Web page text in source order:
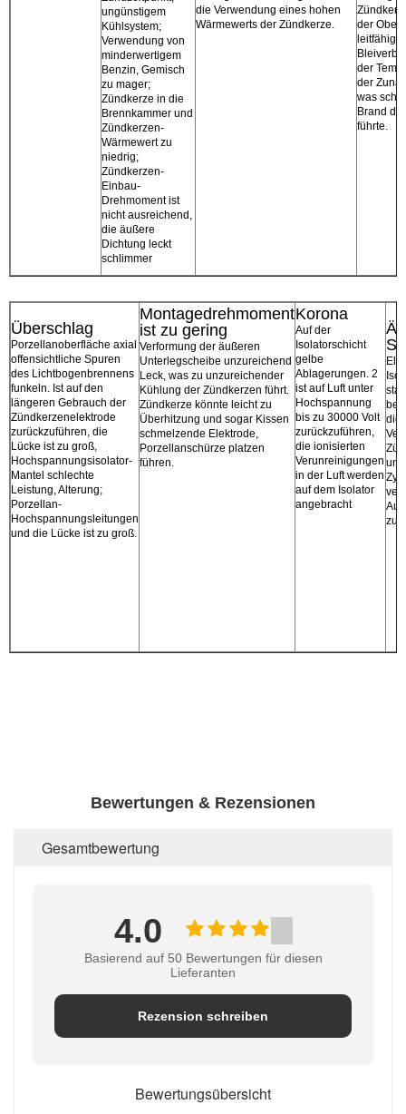
ungünstigem
Kühlsystem;
Verwendung von
minderwertigem
Benzin, Gemisch
zu mager;
Zündkerze in die
Brennkammer und
Zündkerzen-
Wärmewert zu
niedrig;
Zündkerzen-
Einbau-
Drehmoment ist
nicht ausreichend,
die äußere
Dichtung leckt
schlimmer
die Verwendung eines hohen
Wärmewerts der Zündkerze.
der
der
der
was
Brand
führte.
Überschlag
Porzellanoberfläche axial
offensichtliche Spuren
des Lichtbogenbrennens
funkeln. Ist auf den
längeren Gebrauch der
Zündkerzenelektrode
zurückzuführen, die
Lücke ist zu groß,
Hochspannungsisolator-
Mantel schlechte
Leistung, Alterung;
Porzellan-
Hochspannungsleitungen
und die Lücke ist zu groß.
Montagedrehmoment
ist zu gering
Verformung der äußeren
Unterlegscheibe unzureichend
Leck, was zu unzureichender
Kühlung der Zündkerzen führt.
Zündkerze könnte leicht zu
Überhitzung und sogar Kissen
schmelzende Elektrode,
Porzellanschürze platzen
führen.
Korona
Auf der
Isolatorschicht
gelbe
Ablagerungen. 2
ist auf Luft unter
Hochspannung
bis zu 30000 Volt
zurückzuführen,
die ionisierten
Verunreinigungen
in der Luft werden
auf dem Isolator
angebracht
die
Bewertungen & Rezensionen
Gesamtbewertung
4.0
Basierend auf 50 Bewertungen für diesen
Lieferanten
Rezension schreiben
Bewertungsübersicht